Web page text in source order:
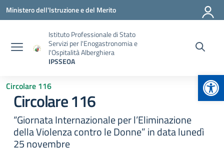
Vai ai contenuti
Vai al menu di navigazione
Vai al footer
Ministero dell'Istruzione e del Merito
Istituto Professionale di Stato
Servizi per l'Enogastronomia e
l'Ospitalità Alberghiera
IPSSEOA
Circolare 116
Circolare 116
“Giornata Internazionale per l’Eliminazione
della Violenza contro le Donne” in data lunedì
25 novembre